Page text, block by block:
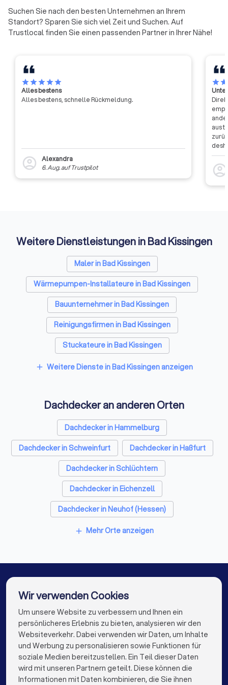
Der ZVDH erstellt Fachregeln,
Richtlinien und Arbeitshinweise
für das gesamte
Tätigkeitsgebiet und arbeitet in
Ebene – mit. Unmittelbare
Mitglieder des ZVDH sind alle
Landesinnungsverbände und
Landesinnungen des
effizienter und
werden.
Suchen Sie nach den besten Unternehmen an Ihrem
Standort? Sparen Sie sich viel Zeit und Suchen. Auf
Trustlocal finden Sie einen passenden Partner in Ihrer Nähe!
starstarstarstarstar
Alles bestens
Alles bestens, schnelle Rückmeldung.
account_circle
Alexandra
6. Aug.auf Trustpilot
starstar
aus
dass
account_circle
Weitere Dienstleistungen in Bad Kissingen
Maler in Bad Kissingen
Wärmepumpen-Installateure in Bad Kissingen
Bauunternehmer in Bad Kissingen
Reinigungsfirmen in Bad Kissingen
Stuckateure in Bad Kissingen
Spezialisten für Dämmung in Bad Kissingen
Kammerjäger in Bad Kissingen
Sicherheitstechniker in Bad Kissingen
Trockenbauer in Bad Kissingen
Sanitärinstallateure in Bad Kissingen
Fliesenleger in Bad Kissingen
Fensterbauer in Bad Kissingen
Bodenleger in Bad Kissingen
add Weitere Dienste in Bad Kissingen anzeigen
Dachdecker an anderen Orten
Dachdecker in Hammelburg
Dachdecker in Schweinfurt
Dachdecker in Haßfurt
Dachdecker in Schlüchtern
Dachdecker in Eichenzell
Dachdecker in Neuhof (Hessen)
Dachdecker in Lohr am Main
Dachdecker in Künzell
Dachdecker in Berlin
Dachdecker in Hamburg
Dachdecker in München
Dachdecker in Köln
Dachdecker in Frankfurt am Main
Dachdecker in Stuttgart
Dachdecker in Düsseldorf
Dachdecker in Dortmund
Dachdecker in Essen
add Mehr Orte anzeigen
Die besten Dachdecker für Sie
info@trustlocal.de
Wir verwenden Cookies
Um unsere Website zu verbessern und Ihnen ein
persönlicheres Erlebnis zu bieten, analysieren wir den
Websiteverkehr. Dabei verwenden wir Daten, um Inhalte
und Werbung zu personalisieren sowie Funktionen für
soziale Medien bereitzustellen. Ein Teil dieser Daten
wird mit unseren Partnern geteilt. Diese können die
Informationen mit Daten kombinieren, die Sie ihnen